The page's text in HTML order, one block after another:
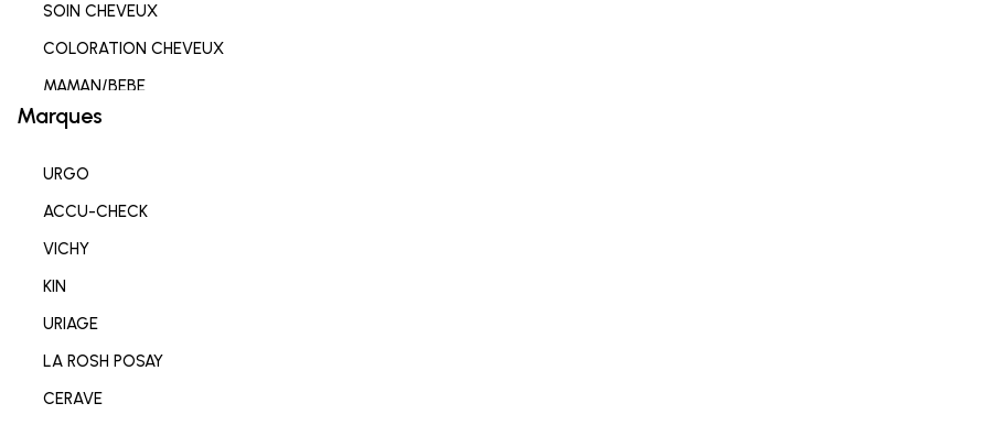
SOIN CHEVEUX
COLORATION CHEVEUX
MAMAN/BEBE
Complements alimentaires
Marques
URGO
ACCU-CHECK
VICHY
KIN
URIAGE
LA ROSH POSAY
CERAVE